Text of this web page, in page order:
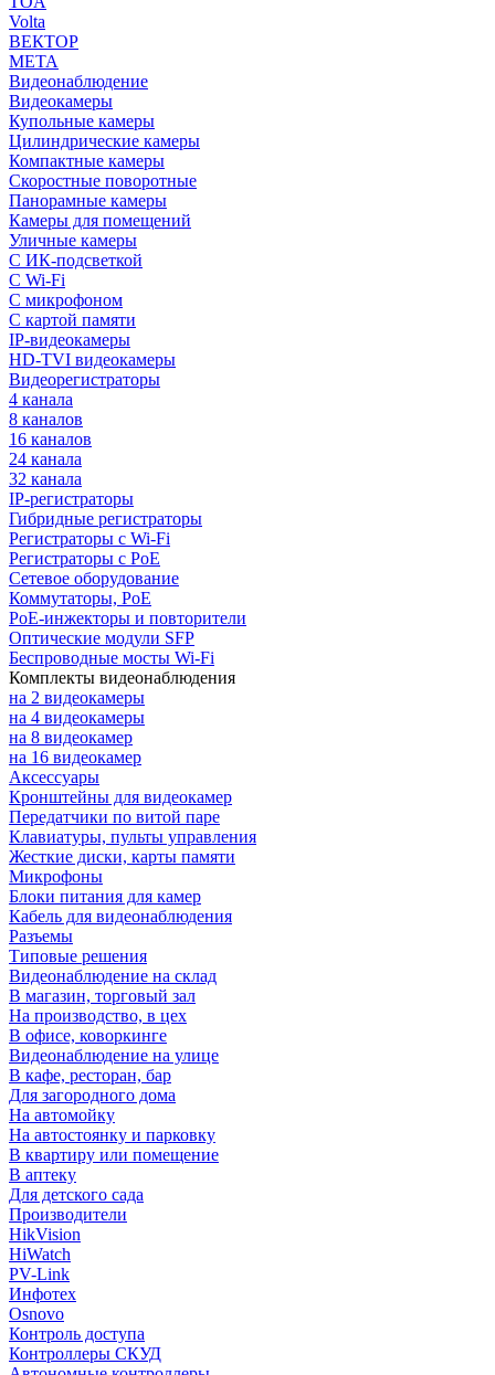
Volta
ВЕКТОР
МЕТА
Видеонаблюдение
Видеокамеры
Купольные камеры
Цилиндрические камеры
Компактные камеры
Скоростные поворотные
Панорамные камеры
Камеры для помещений
Уличные камеры
С ИК-подсветкой
С Wi-Fi
С микрофоном
С картой памяти
IP-видеокамеры
HD-TVI видеокамеры
Видеорегистраторы
4 канала
8 каналов
16 каналов
24 канала
32 канала
IP-регистраторы
Гибридные регистраторы
Регистраторы с Wi-Fi
Регистраторы с PoE
Сетевое оборудование
Коммутаторы, PoE
PoE-инжекторы и повторители
Оптические модули SFP
Беспроводные мосты Wi-Fi
Комплекты видеонаблюдения
на 2 видеокамеры
на 4 видеокамеры
на 8 видеокамер
на 16 видеокамер
Аксессуары
Кронштейны для видеокамер
Передатчики по витой паре
Клавиатуры, пульты управления
Жесткие диски, карты памяти
Микрофоны
Блоки питания для камер
Кабель для видеонаблюдения
Разъемы
Типовые решения
Видеонаблюдение на склад
В магазин, торговый зал
На производство, в цех
В офисе, коворкинге
Видеонаблюдение на улице
В кафе, ресторан, бар
Для загородного дома
На автомойку
На автостоянку и парковку
В квартиру или помещение
В аптеку
Для детского сада
Производители
HikVision
HiWatch
PV-Link
Инфотех
Osnovo
Контроль доступа
Контроллеры СКУД